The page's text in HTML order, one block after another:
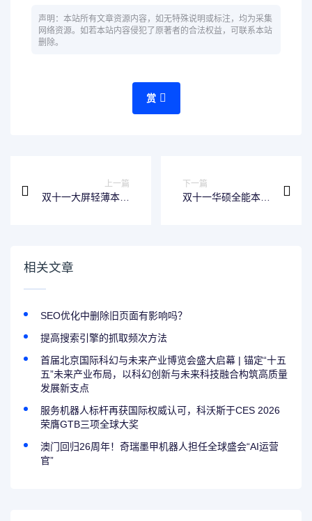
声明：本站所有文章资源内容，如无特殊说明或标注，均为采集
网络资源。如若本站内容侵犯了原著者的合法权益，可联系本站
删除。
赏
上一篇
双十一大屏轻薄本推
下一篇
双十一华硕全能本推
相关文章
SEO优化中删除旧页面有影响吗？
提高搜索引擎的抓取频次方法
首届北京国际科幻与未来产业博览会盛大启幕 | 锚定“十五
五”未来产业布局，以科幻创新与未来科技融合构筑高质量
发展新支点
服务机器人标杆再获国际权威认可，科沃斯于CES 2026
荣膺GTB三项全球大奖
澳门回归26周年！奇瑞墨甲机器人担任全球盛会“AI运营
官”